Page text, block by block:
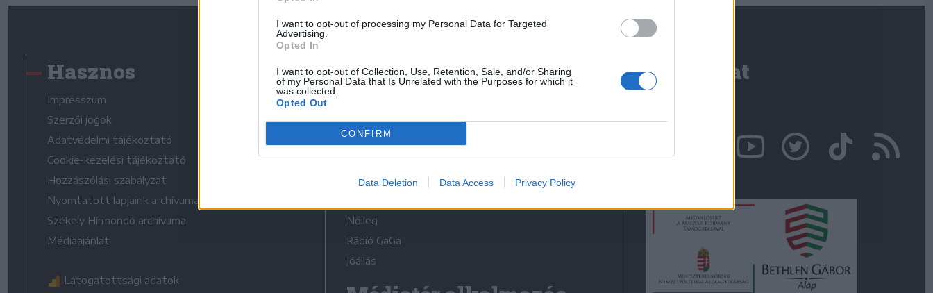
I want to opt-out of processing my Personal Data for Targeted
Advertising.
Opted In
I want to opt-out of Collection, Use, Retention, Sale, and/or Sharing
of my Personal Data that Is Unrelated with the Purposes for which it
was collected.
Opted Out
CONFIRM
Data Deletion Data Access Privacy Policy
Hasznos
Impresszum
Szerzői jogok
Adatvédelmi tájékoztató
Cookie-kezelési tájékoztató
Hozzászólási szabályzat
Nyomtatott lapjaink archívuma
Székely Hírmondó archívuma
Médiaajánlat
Látogatottsági adatok
Médiatér
Liget
Krónika
Bihari Napló
Erdélyi Napló
Nőileg
Rádió GaGa
Jóállás
Kapcsolat